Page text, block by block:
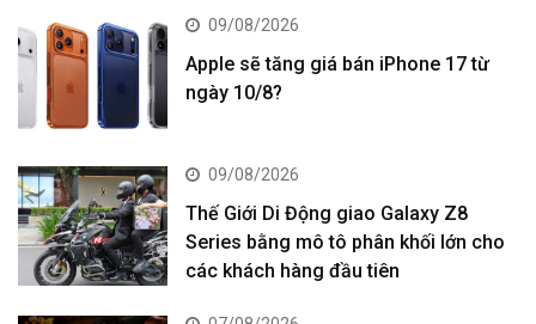
09/08/2026
Apple sẽ tăng giá bán iPhone 17 từ
ngày 10/8?
09/08/2026
Thế Giới Di Động giao Galaxy Z8
Series bằng mô tô phân khối lớn cho
các khách hàng đầu tiên